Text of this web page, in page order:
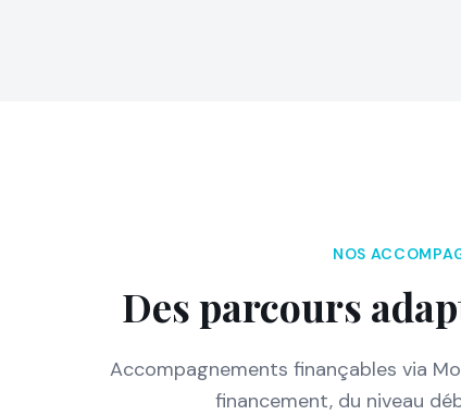
NOS
Des parcours
Accompagnements finançables via
financement, du niveau